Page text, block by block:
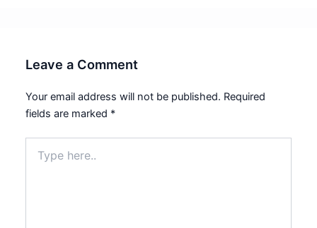
Leave a Comment
Your email address will not be published. Required
fields are marked *
here..